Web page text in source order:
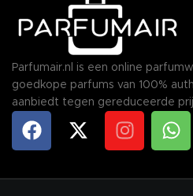
Parfumair.nl is een online
goedkope parfums van 100%
aanbiedt tegen gereduceerde